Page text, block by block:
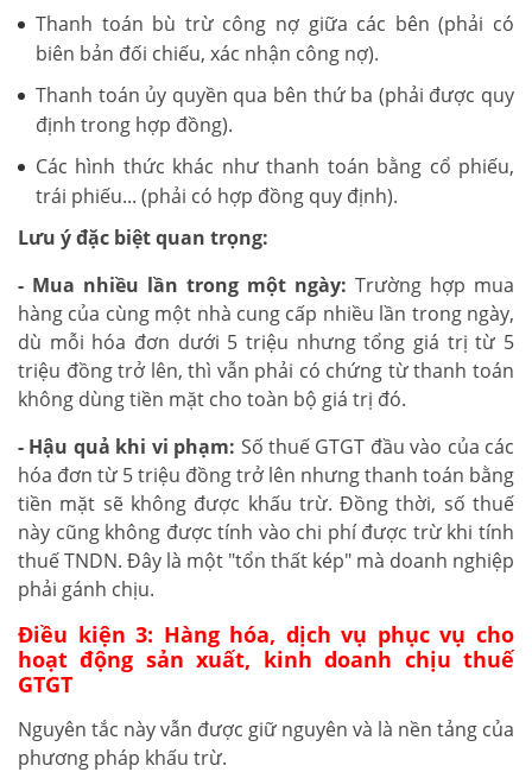
Thanh toán bù trừ công nợ giữa các bên (phải có
biên bản đối chiếu, xác nhận công nợ).
Thanh toán ủy quyền qua bên thứ ba (phải được quy
định trong hợp đồng).
Các hình thức khác như thanh toán bằng cổ phiếu,
trái phiếu... (phải có hợp đồng quy định).
Lưu ý đặc biệt quan trọng:
- Mua nhiều lần trong một ngày: Trường hợp mua
hàng của cùng một nhà cung cấp nhiều lần trong ngày,
dù mỗi hóa đơn dưới 5 triệu nhưng tổng giá trị từ 5
triệu đồng trở lên, thì vẫn phải có chứng từ thanh toán
không dùng tiền mặt cho toàn bộ giá trị đó.
- Hậu quả khi vi phạm: Số thuế GTGT đầu vào của các
hóa đơn từ 5 triệu đồng trở lên nhưng thanh toán bằng
tiền mặt sẽ không được khấu trừ. Đồng thời, số thuế
này cũng không được tính vào chi phí được trừ khi tính
thuế TNDN. Đây là một "tổn thất kép" mà doanh nghiệp
phải gánh chịu.
Điều kiện 3: Hàng hóa, dịch vụ phục vụ cho
hoạt động sản xuất, kinh doanh chịu thuế
GTGT
Nguyên tắc này vẫn được giữ nguyên và là nền tảng của
phương pháp khấu trừ.